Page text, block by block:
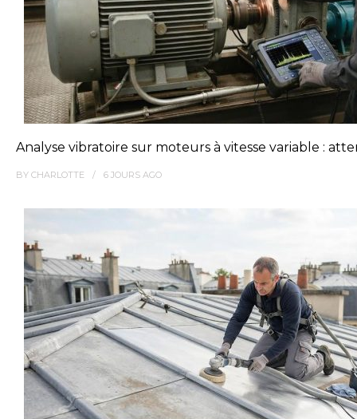
Analyse vibratoire sur moteurs à vitesse variable :
BY CHARLOTTE 6 JOURS AGO